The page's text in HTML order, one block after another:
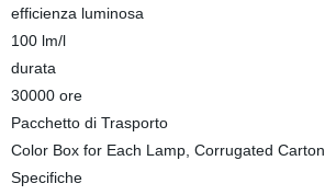
efficienza luminosa
100 lm/l
durata
30000 ore
Pacchetto di Trasporto
Color Box for Each Lamp, Corrugated Carton
Specifiche